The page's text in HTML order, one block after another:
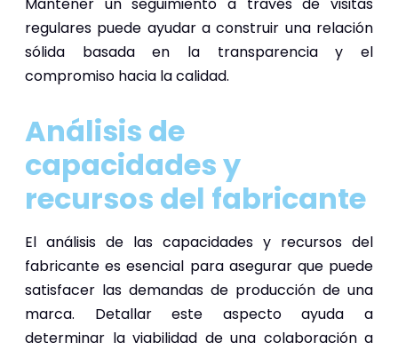
regulares puede ayudar a construir una relación
sólida basada en la transparencia y el
compromiso hacia la calidad.
Análisis de
capacidades y
recursos del fabricante
El análisis de las capacidades y recursos del
fabricante es esencial para asegurar que puede
satisfacer las demandas de producción de una
marca. Detallar este aspecto ayuda a
determinar la viabilidad de una colaboración a